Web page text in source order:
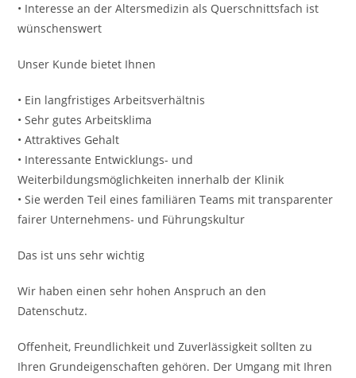
• Interesse an der Altersmedizin als Querschnittsfach ist
wünschenswert
Unser Kunde bietet Ihnen
• Ein langfristiges Arbeitsverhältnis
• Sehr gutes Arbeitsklima
• Attraktives Gehalt
• Interessante Entwicklungs- und
Weiterbildungsmöglichkeiten innerhalb der Klinik
• Sie werden Teil eines familiären Teams mit transparenter
fairer Unternehmens- und Führungskultur
Das ist uns sehr wichtig
Wir haben einen sehr hohen Anspruch an den
Datenschutz.
Offenheit, Freundlichkeit und Zuverlässigkeit sollten zu
Ihren Grundeigenschaften gehören. Der Umgang mit Ihren